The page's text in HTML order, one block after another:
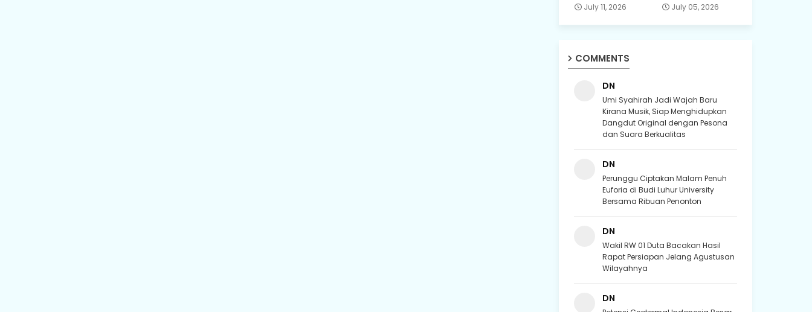
July 11, 2026 July 05, 2026
COMMENTS
DN
Umi Syahirah Jadi Wajah Baru
Kirana Musik, Siap Menghidupkan
Dangdut Original dengan Pesona
dan Suara Berkualitas
DN
Perunggu Ciptakan Malam Penuh
Euforia di Budi Luhur University
Bersama Ribuan Penonton
DN
Wakil RW 01 Duta Bacakan Hasil
Rapat Persiapan Jelang Agustusan
Wilayahnya
DN